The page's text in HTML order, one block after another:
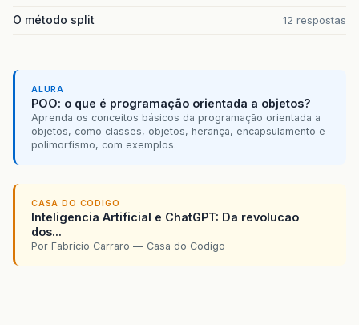
O método split 12 respostas
ALURA
POO: o que é programação orientada a objetos?
Aprenda os conceitos básicos da programação orientada a
objetos, como classes, objetos, herança, encapsulamento e
polimorfismo, com exemplos.
CASA DO CODIGO
Inteligencia Artificial e ChatGPT: Da revolucao
dos...
Por Fabricio Carraro — Casa do Codigo